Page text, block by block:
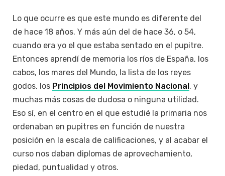
Lo que ocurre es que este mundo es diferente del
de hace 18 años. Y más aún del de hace 36, o 54,
cuando era yo el que estaba sentado en el pupitre.
Entonces aprendí de memoria los ríos de España, los
cabos, los mares del Mundo, la lista de los reyes
godos, los Principios del Movimiento Nacional, y
muchas más cosas de dudosa o ninguna utilidad.
Eso sí, en el centro en el que estudié la primaria nos
ordenaban en pupitres en función de nuestra
posición en la escala de calificaciones, y al acabar el
curso nos daban diplomas de aprovechamiento,
piedad, puntualidad y otros.